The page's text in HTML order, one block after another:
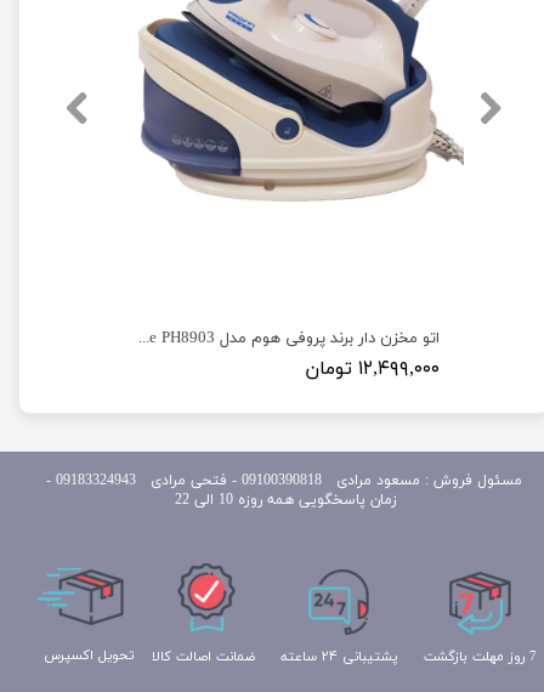
اتو مخزن دار برند پروفی هوم مدل Proffi Home PH8903
۱۲,۴۹۹,۰۰۰ تومان
تحویل اکسپرس پشتیبانی ۲۴ ساعته 7 روز مهلت بازگشت ضمانت اصالت کالا
مسئول
فروش : مسعود مرادی 09100390818​​​​​​​ ​​​​​​​- فتحی مرادی 09183324943 -
زمان پاسخگویی همه روزه 10 الی 22